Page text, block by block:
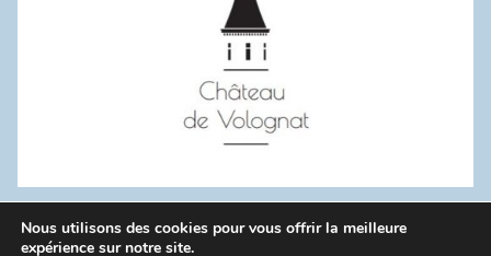
WordPress Theme: Donovan by ThemeZee.
Nous utilisons des cookies pour vous offrir la meilleure
expérience sur notre site.